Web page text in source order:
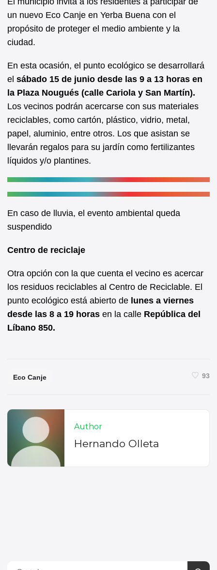
b
o
o
k
A
p
un nuevo Eco Canje en Yerba Buena con el
propósito de proteger el medio ambiente y la
ciudad.
En esta ocasión, el punto ecológico se desarrollará
el sábado 15 de junio desde las 9 a 13 horas en
la Plaza Nougués (calle Cariola y San Martín).
Los vecinos podrán acercarse con sus materiales
reciclables, como cartón, plástico, vidrio, metal,
papel, aluminio, entre otros. Los que asistan se
llevarán regalos para su jardín como fertilizantes
líquidos y/o plantines.
En caso de lluvia, el evento ambiental queda
suspendido
Centro de reciclaje
Otra opción con la que cuenta el vecino es acercar
los residuos reciclables al Centro de Reciclable. El
punto ecológico está abierto de lunes a viernes
desde las 8 a 19 horas en la calle República del
Líbano 850.
Eco Canje 93
Author
Hernando Olleta